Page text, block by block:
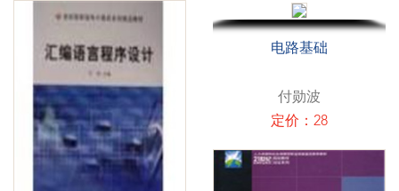
电路基础
付勋波
定价：28